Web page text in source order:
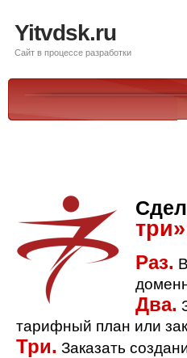
Yitvdsk.ru
Сайт в процессе разработки
Раз.
Два.
тарифный план или
Три. Заказать